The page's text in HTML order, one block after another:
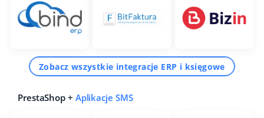
Zobacz wszystkie integracje ERP i księgowe
PrestaShop + Aplikacje SMS